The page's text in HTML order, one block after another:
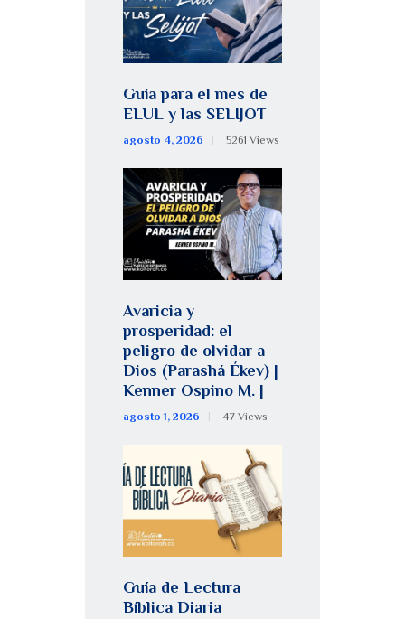
Guía para el mes de
ELUL y las SELIJOT
agosto 4, 2026 5261 Views
Avaricia y
prosperidad: el
peligro de olvidar a
Dios (Parashá Ékev) |
Kenner Ospino M. |
agosto 1, 2026 47 Views
Guía de Lectura
Bíblica Diaria